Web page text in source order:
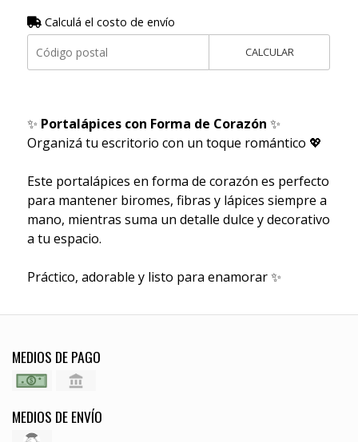
Calculá el costo de envío
CALCULAR
✨ Portalápices con Forma de Corazón ✨
Organizá tu escritorio con un toque romántico 💖
Este portalápices en forma de corazón es perfecto
para mantener biromes, fibras y lápices siempre a
mano, mientras suma un detalle dulce y decorativo
a tu espacio.
Práctico, adorable y listo para enamorar ✨
MEDIOS DE PAGO
MEDIOS DE ENVÍO